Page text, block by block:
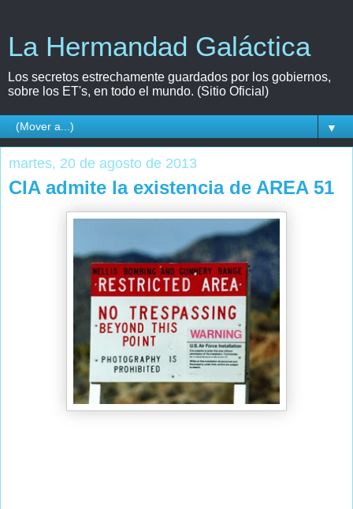
La Hermandad Galáctica
Los secretos estrechamente guardados por los gobiernos,
sobre los ET's, en todo el mundo. (Sitio Oficial)
▼
martes, 20 de agosto de 2013
CIA admite la existencia de AREA 51